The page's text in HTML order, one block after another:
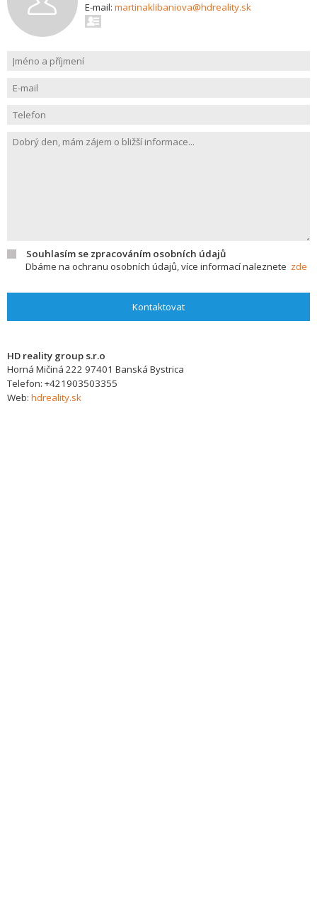
E-mail: martinaklibaniova@hdreality.sk
Souhlasím se zpracováním osobních údajů
Dbáme na ochranu osobních údajů, více informací naleznete zde
Kontaktovat
HD reality group s.r.o
Horná Mičiná 222 97401 Banská Bystrica
Telefon: +421903503355
Web: hdreality.sk